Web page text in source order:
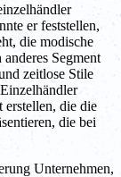
er feststellen,
die modische
Segment
zeitlose Stile
erstellen, die die
die bei
Unternehmen,